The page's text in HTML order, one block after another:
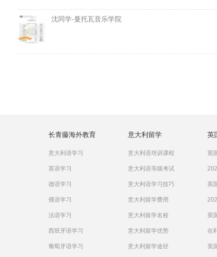
沈同学-曼托瓦音乐学院
长青藤海外教育
意大利语学习
英语学习
德语学习
俄语学习
法语学习
西班牙语学习
葡萄牙语学习
意大利留学
意大利语培训课程
意大利语等级考试
意大利语学习技巧
意大利留学费用
意大利留学名校
意大利留学优势
意大利留学途径
英
英
英
英
在
英